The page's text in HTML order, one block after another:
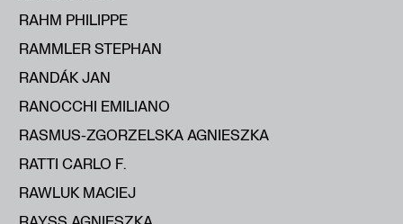
RAHM PHILIPPE
RAMMLER STEPHAN
RANDÁK JAN
RANOCCHI EMILIANO
RASMUS-ZGORZELSKA AGNIESZKA
RATTI CARLO F.
RAWLUK MACIEJ